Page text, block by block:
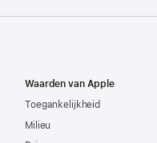
Waarden van Apple
Toegankelijkheid
Milieu